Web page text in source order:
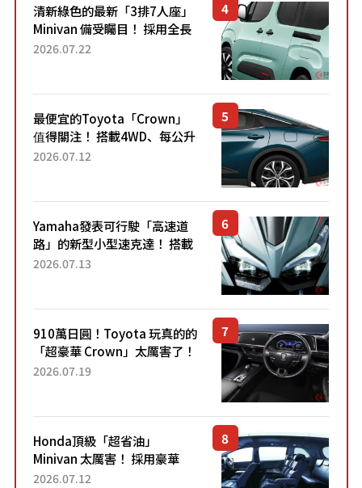
清新綠色的最新「3排7人座」
Minivan 備受矚目！ 採用全長
4.7公尺剛剛好的車身尺寸與
2026.07.22
最便宜的Toyota「Crown」
值得關注！ 搭載4WD、每公升
22.4公里低油耗表現超亮眼！
2026.07.12
Yamaha發表可行駛「高速道
路」的新型小型速克達！ 搭載
能享受超強勁「渦輪感」的動
2026.07.13
910萬日圓！Toyota 玩真的的
「超豪華 Crown」太厲害了！
採用由「匠人技藝」打造的
2026.07.19
Honda頂級「超省油」
Minivan 太厲害！ 採用豪華
「真皮座椅」與專屬「黑色內
2026.07.12